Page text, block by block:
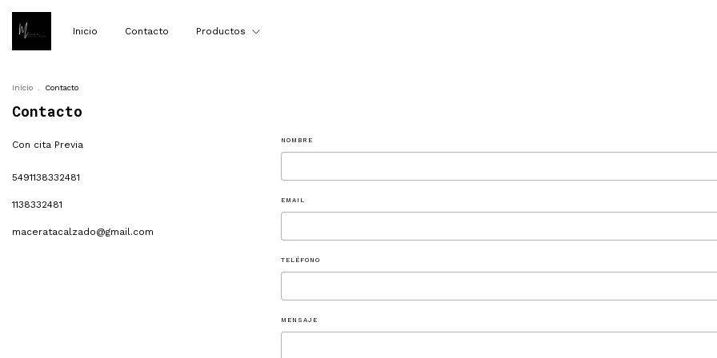
Inicio Contacto Productos
Inicio Contacto
Contacto
Con cita Previa
5491138332481
1138332481
maceratacalzado@gmail.com
NOMBRE
EMAIL
TELÉFONO
MENSAJE